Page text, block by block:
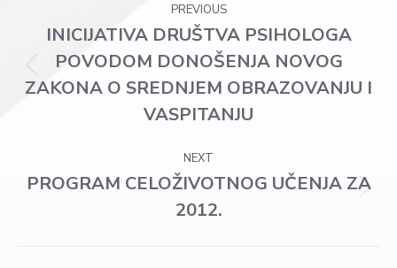
navigation
PREVIOUS
Previous
post:
INICIJATIVA DRUŠTVA PSIHOLOGA
POVODOM DONOŠENJA NOVOG
ZAKONA O SREDNJEM OBRAZOVANJU I
VASPITANJU
NEXT
post:
PROGRAM CELOŽIVOTNOG UČENJA ZA
2012.